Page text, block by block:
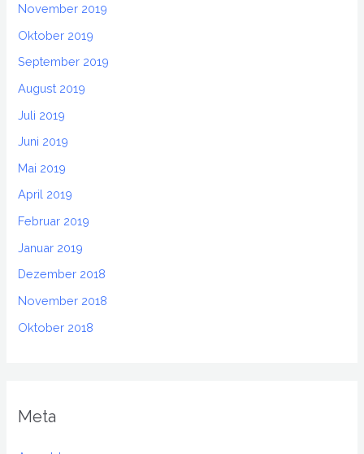
November 2019
Oktober 2019
September 2019
August 2019
Juli 2019
Juni 2019
Mai 2019
April 2019
Februar 2019
Januar 2019
Dezember 2018
November 2018
Oktober 2018
Meta